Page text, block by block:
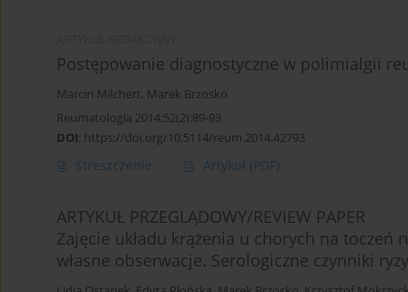
Postępowanie diagnostyczne w polimialgii
Marcin Milchert, Marek Brzosko
Reumatologia 2014;52(2):89-93
DOI: https://doi.org/10.5114/reum.2014.42793
Streszczenie Artykuł (PDF)
ARTYKUŁ PRZEGLĄDOWY/REVIEW PAPER
Zajęcie układu krążenia u chorych na
własne obserwacje. Serologiczne czynniki